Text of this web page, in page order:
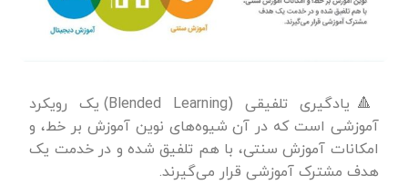
🔺یادگیری تلفیقی (Blended Learning) یک رویکرد
آموزشی است که در آن شیوه‌های نوین آموزش بر خط، و
امکانات آموزش سنتی، با هم تلفیق شده و در خدمت یک
هدف مشترک آموزشی قرار می‌گیرند.